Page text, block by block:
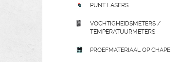
PUNT LASERS
VOCHTIGHEIDSMETERS /
TEMPERATUURMETERS
PROEFMATERIAAL OP CHAPE